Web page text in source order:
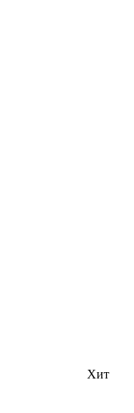
Хит